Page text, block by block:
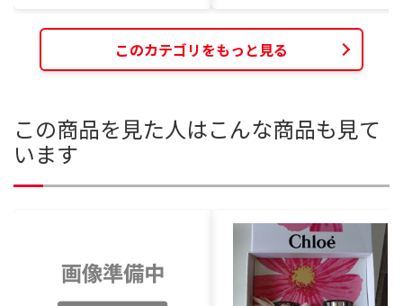
このカテゴリをもっと見る
この商品を見た人はこんな商品も見て
います